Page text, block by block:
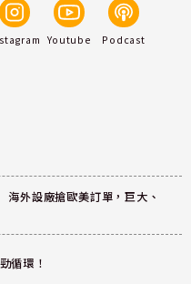
Youtube Podcast
外設廠搶歐美訂單，巨大、
循環！